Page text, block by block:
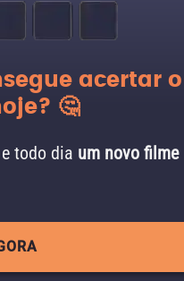
acertar o
🤔
todo dia um novo filme